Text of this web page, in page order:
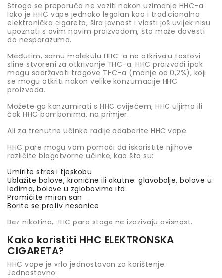
Strogo se preporuča ne voziti nakon uzimanja HHC-a.
Iako je HHC vape jednako legalan kao i tradicionalna
elektronička cigareta, šira javnost i vlasti još uvijek nisu
upoznati s ovim novim proizvodom, što može dovesti
do nesporazuma.
Međutim, samu molekulu HHC-a ne otkrivaju testovi
sline stvoreni za otkrivanje THC-a. HHC proizvodi ipak
mogu sadržavati tragove THC-a (manje od 0,2%), koji
se mogu otkriti nakon velike konzumacije HHC
proizvoda.
Možete ga konzumirati s HHC cvijećem, HHC uljima ili
čak HHC bombonima, na primjer.
Ali za trenutne učinke radije odaberite HHC vape.
HHC pare mogu vam pomoći da iskoristite njihove
različite blagotvorne učinke, kao što su:
Umirite stres i tjeskobu
Ublažite bolove, kronične ili akutne: glavobolje, bolove u
leđima, bolove u zglobovima itd.
Promičite miran san
Borite se protiv nesanice
Bez nikotina, HHC pare stoga ne izazivaju ovisnost.
Kako koristiti HHC ELEKTRONSKA
CIGARETA?
HHC vape je vrlo jednostavan za korištenje.
Jednostavno: